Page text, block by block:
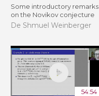
Some introductory remarks
on the Novikov conjecture
De Shmuel Weinberger
54:54